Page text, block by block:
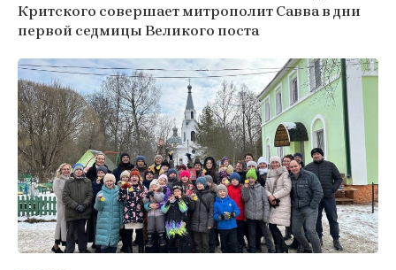
Критского совершает митрополит Савва в дни
первой седмицы Великого поста